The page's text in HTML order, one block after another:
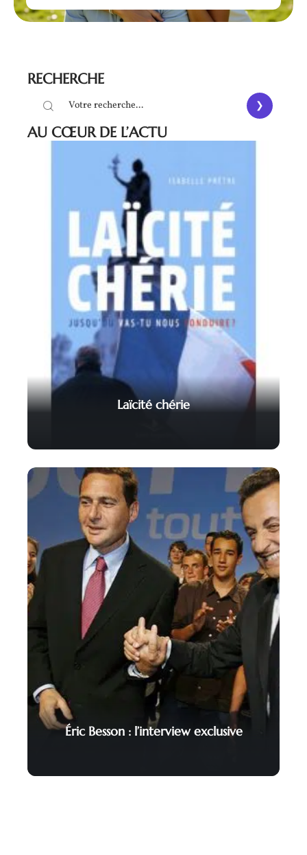
RECHERCHE
AU CŒUR DE L’ACTU
Laïcité chérie
Éric Besson : l’interview exclusive